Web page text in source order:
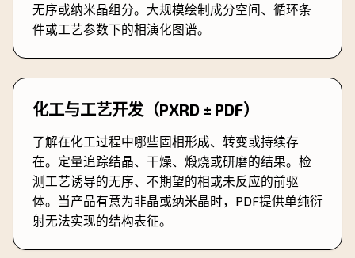
无序或纳米晶组分。大规模绘制成分空间、循环条
件或工艺参数下的相演化图谱。
化工与工艺开发（PXRD ± PDF）
了解在化工过程中哪些固相形成、转变或持续存
在。定量追踪结晶、干燥、煅烧或研磨的结果。检
测工艺诱导的无序、不期望的相或未反应的前驱
体。当产品有意为非晶或纳米晶时，PDF提供单纯衍
射无法实现的结构表征。